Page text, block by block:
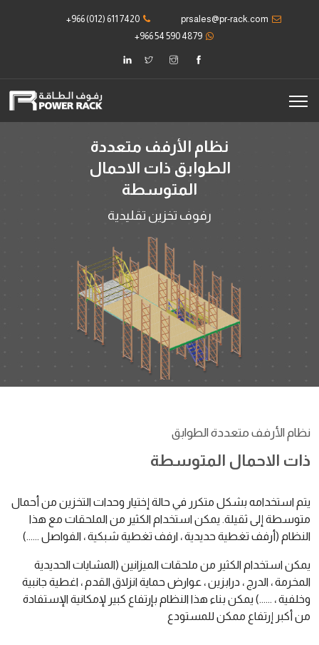
prsales@pr-rack.com
+966 (012) 611 7420
+966 54 590 4879
نظام الأرفف متعددة
الطوابق ذات الاحمال
المتوسطة
رفوف تخزين تقليدية
نظام الأرفف متعددة الطوابق
ذات الاحمال المتوسطة
يتم استخدامه بشكل متكرر في حالة إختيار وحدات التخزين من أحمال
متوسطة إلى ثقيلة. يمكن استخدام الكثير من الملحقات مع هذا
النظام (أرفف تغطية حديدية ، ارفف تغطية شبكية ، الفواصل ......)
يمكن استخدام الكثير من ملحقات الميزانين (المشايات الحديدية
المخرمة ، الدرج ، درابزين ، عوارض حماية انزلاق القدم ، اغطية جانبية
وخلفية ، ......) يمكن بناء هذا النظام بإرتفاع كبير لإمكانية الإستفادة
من أكبر إرتفاع ممكن للمستودع